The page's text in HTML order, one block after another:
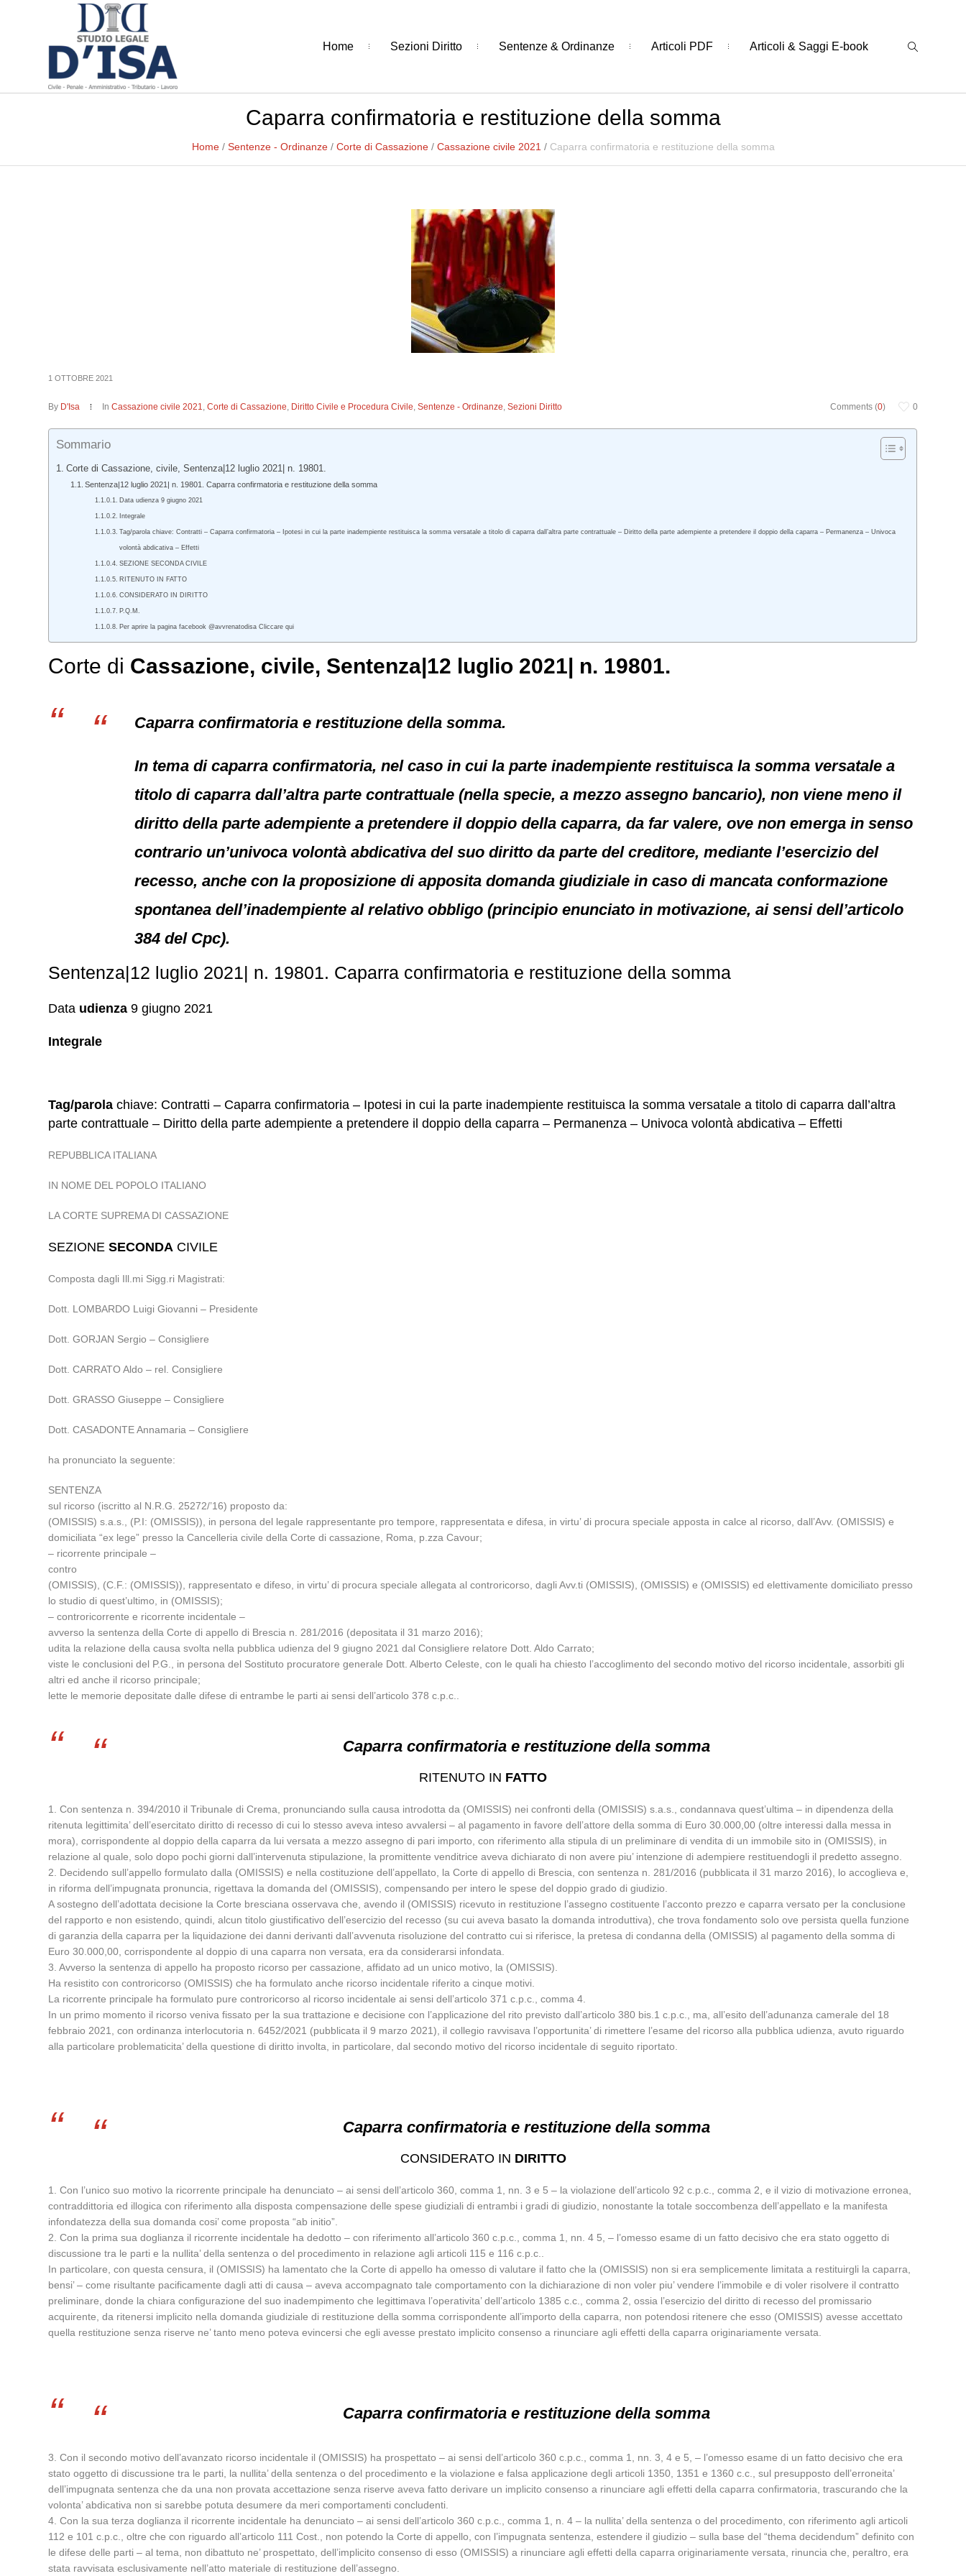
Home Sezioni Diritto Sentenze & Ordinanze Articoli PDF Articoli & Saggi E-book
Caparra confirmatoria e restituzione della somma
Home / Sentenze - Ordinanze / Corte di Cassazione / Cassazione civile 2021 / Caparra confirmatoria e restituzione della somma
1 OTTOBRE 2021
Comments (0) 0
By D'Isa InCassazione civile 2021,Corte di Cassazione, Diritto Civile e Procedura Civile,Sentenze - Ordinanze,Sezioni Diritto
Sommario
Corte di Cassazione, civile, Sentenza|12 luglio 2021| n. 19801.
Sentenza|12 luglio 2021| n. 19801. Caparra confirmatoria e restituzione della somma
Data udienza 9 giugno 2021
Integrale
Tag/parola chiave: Contratti – Caparra confirmatoria – Ipotesi in cui la parte inadempiente restituisca la somma versatale a titolo di caparra dall’altra parte contrattuale – Diritto della parte adempiente a pretendere il doppio della caparra – Permanenza – Univoca
volontà abdicativa – Effetti
SEZIONE SECONDA CIVILE
RITENUTO IN FATTO
CONSIDERATO IN DIRITTO
P.Q.M.
Per aprire la pagina facebook @avvrenatodisa Cliccare qui
Corte di Cassazione, civile, Sentenza|12 luglio 2021| n. 19801.
Caparra confirmatoria e restituzione della somma.
In tema di caparra confirmatoria, nel caso in cui la parte inadempiente restituisca la somma versatale a
titolo di caparra dall’altra parte contrattuale (nella specie, a mezzo assegno bancario), non viene meno il
diritto della parte adempiente a pretendere il doppio della caparra, da far valere, ove non emerga in senso
contrario un’univoca volontà abdicativa del suo diritto da parte del creditore, mediante l’esercizio del
recesso, anche con la proposizione di apposita domanda giudiziale in caso di mancata conformazione
spontanea dell’inadempiente al relativo obbligo (principio enunciato in motivazione, ai sensi dell’articolo
384 del Cpc).
Sentenza|12 luglio 2021| n. 19801. Caparra confirmatoria e restituzione della somma
Data udienza 9 giugno 2021
Integrale
Tag/parola chiave: Contratti – Caparra confirmatoria – Ipotesi in cui la parte inadempiente restituisca la somma versatale a titolo di caparra dall’altra
parte contrattuale – Diritto della parte adempiente a pretendere il doppio della caparra – Permanenza – Univoca volontà abdicativa – Effetti
REPUBBLICA ITALIANA
IN NOME DEL POPOLO ITALIANO
LA CORTE SUPREMA DI CASSAZIONE
SEZIONESECONDA CIVILE
Composta dagli Ill.mi Sigg.ri Magistrati:
Dott. LOMBARDO Luigi Giovanni – Presidente
Dott. GORJAN Sergio – Consigliere
Dott. CARRATO Aldo – rel. Consigliere
Dott. GRASSO Giuseppe – Consigliere
Dott. CASADONTE Annamaria – Consigliere
ha pronunciato la seguente:
SENTENZA
sul ricorso (iscritto al N.R.G. 25272/’16) proposto da:
(OMISSIS) s.a.s., (P.I: (OMISSIS)), in persona del legale rappresentante pro tempore, rappresentata e difesa, in virtu’ di procura speciale apposta in calce al ricorso, dall’Avv. (OMISSIS) e
domiciliata “ex lege” presso la Cancelleria civile della Corte di cassazione, Roma, p.zza Cavour;
– ricorrente principale –
contro
(OMISSIS), (C.F.: (OMISSIS)), rappresentato e difeso, in virtu’ di procura speciale allegata al controricorso, dagli Avv.ti (OMISSIS), (OMISSIS) e (OMISSIS) ed elettivamente domiciliato presso
lo studio di quest’ultimo, in (OMISSIS);
– controricorrente e ricorrente incidentale –
avverso la sentenza della Corte di appello di Brescia n. 281/2016 (depositata il 31 marzo 2016);
udita la relazione della causa svolta nella pubblica udienza del 9 giugno 2021 dal Consigliere relatore Dott. Aldo Carrato;
viste le conclusioni del P.G., in persona del Sostituto procuratore generale Dott. Alberto Celeste, con le quali ha chiesto l’accoglimento del secondo motivo del ricorso incidentale, assorbiti gli
altri ed anche il ricorso principale;
lette le memorie depositate dalle difese di entrambe le parti ai sensi dell’articolo 378 c.p.c..
Caparra confirmatoria e restituzione della somma
RITENUTO IN FATTO
1. Con sentenza n. 394/2010 il Tribunale di Crema, pronunciando sulla causa introdotta da (OMISSIS) nei confronti della (OMISSIS) s.a.s., condannava quest’ultima – in dipendenza della
ritenuta legittimita’ dell’esercitato diritto di recesso di cui lo stesso aveva inteso avvalersi – al pagamento in favore dell’attore della somma di Euro 30.000,00 (oltre interessi dalla messa in
mora), corrispondente al doppio della caparra da lui versata a mezzo assegno di pari importo, con riferimento alla stipula di un preliminare di vendita di un immobile sito in (OMISSIS), in
relazione al quale, solo dopo pochi giorni dall’intervenuta stipulazione, la promittente venditrice aveva dichiarato di non avere piu’ intenzione di adempiere restituendogli il predetto assegno.
2. Decidendo sull’appello formulato dalla (OMISSIS) e nella costituzione dell’appellato, la Corte di appello di Brescia, con sentenza n. 281/2016 (pubblicata il 31 marzo 2016), lo accoglieva e,
in riforma dell’impugnata pronuncia, rigettava la domanda del (OMISSIS), compensando per intero le spese del doppio grado di giudizio.
A sostegno dell’adottata decisione la Corte bresciana osservava che, avendo il (OMISSIS) ricevuto in restituzione l’assegno costituente l’acconto prezzo e caparra versato per la conclusione
del rapporto e non esistendo, quindi, alcun titolo giustificativo dell’esercizio del recesso (su cui aveva basato la domanda introduttiva), che trova fondamento solo ove persista quella funzione
di garanzia della caparra per la liquidazione dei danni derivanti dall’avvenuta risoluzione del contratto cui si riferisce, la pretesa di condanna della (OMISSIS) al pagamento della somma di
Euro 30.000,00, corrispondente al doppio di una caparra non versata, era da considerarsi infondata.
3. Avverso la sentenza di appello ha proposto ricorso per cassazione, affidato ad un unico motivo, la (OMISSIS).
Ha resistito con controricorso (OMISSIS) che ha formulato anche ricorso incidentale riferito a cinque motivi.
La ricorrente principale ha formulato pure controricorso al ricorso incidentale ai sensi dell’articolo 371 c.p.c., comma 4.
In un primo momento il ricorso veniva fissato per la sua trattazione e decisione con l’applicazione del rito previsto dall’articolo 380 bis.1 c.p.c., ma, all’esito dell’adunanza camerale del 18
febbraio 2021, con ordinanza interlocutoria n. 6452/2021 (pubblicata il 9 marzo 2021), il collegio ravvisava l’opportunita’ di rimettere l’esame del ricorso alla pubblica udienza, avuto riguardo
alla particolare problematicita’ della questione di diritto involta, in particolare, dal secondo motivo del ricorso incidentale di seguito riportato.
Caparra confirmatoria e restituzione della somma
CONSIDERATO IN DIRITTO
1. Con l’unico suo motivo la ricorrente principale ha denunciato – ai sensi dell’articolo 360, comma 1, nn. 3 e 5 – la violazione dell’articolo 92 c.p.c., comma 2, e il vizio di motivazione erronea,
contraddittoria ed illogica con riferimento alla disposta compensazione delle spese giudiziali di entrambi i gradi di giudizio, nonostante la totale soccombenza dell’appellato e la manifesta
infondatezza della sua domanda cosi’ come proposta “ab initio”.
2. Con la prima sua doglianza il ricorrente incidentale ha dedotto – con riferimento all’articolo 360 c.p.c., comma 1, nn. 4 5, – l’omesso esame di un fatto decisivo che era stato oggetto di
discussione tra le parti e la nullita’ della sentenza o del procedimento in relazione agli articoli 115 e 116 c.p.c..
In particolare, con questa censura, il (OMISSIS) ha lamentato che la Corte di appello ha omesso di valutare il fatto che la (OMISSIS) non si era semplicemente limitata a restituirgli la caparra,
bensi’ – come risultante pacificamente dagli atti di causa – aveva accompagnato tale comportamento con la dichiarazione di non voler piu’ vendere l’immobile e di voler risolvere il contratto
preliminare, donde la chiara configurazione del suo inadempimento che legittimava l’operativita’ dell’articolo 1385 c.c., comma 2, ossia l’esercizio del diritto di recesso del promissario
acquirente, da ritenersi implicito nella domanda giudiziale di restituzione della somma corrispondente all’importo della caparra, non potendosi ritenere che esso (OMISSIS) avesse accettato
quella restituzione senza riserve ne’ tanto meno poteva evincersi che egli avesse prestato implicito consenso a rinunciare agli effetti della caparra originariamente versata.
Caparra confirmatoria e restituzione della somma
3. Con il secondo motivo dell’avanzato ricorso incidentale il (OMISSIS) ha prospettato – ai sensi dell’articolo 360 c.p.c., comma 1, nn. 3, 4 e 5, – l’omesso esame di un fatto decisivo che era
stato oggetto di discussione tra le parti, la nullita’ della sentenza o del procedimento e la violazione e falsa applicazione degli articoli 1350, 1351 e 1360 c.c., sul presupposto dell’erroneita’
dell’impugnata sentenza che da una non provata accettazione senza riserve aveva fatto derivare un implicito consenso a rinunciare agli effetti della caparra confirmatoria, trascurando che la
volonta’ abdicativa non si sarebbe potuta desumere da meri comportamenti concludenti.
4. Con la sua terza doglianza il ricorrente incidentale ha denunciato – ai sensi dell’articolo 360 c.p.c., comma 1, n. 4 – la nullita’ della sentenza o del procedimento, con riferimento agli articoli
112 e 101 c.p.c., oltre che con riguardo all’articolo 111 Cost., non potendo la Corte di appello, con l’impugnata sentenza, estendere il giudizio – sulla base del “thema decidendum” definito con
le difese delle parti – al tema, non dibattuto ne’ prospettato, dell’implicito consenso di esso (OMISSIS) a rinunciare agli effetti della caparra originariamente versata, rinuncia che, peraltro, era
stata ravvisata esclusivamente nell’atto materiale di restituzione dell’assegno.